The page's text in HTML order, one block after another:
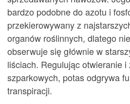
bardzo podobne do azotu i
przekierowywany z
organów roślinnych, dlatego
obserwuje się głównie w
liściach. Regulując otwieranie
szparkowych, potas odgrywa
transpiracji.